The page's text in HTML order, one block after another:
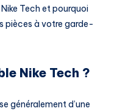
Tech et pourquoi
pièces à votre garde-
Nike Tech ?
généralement d’une